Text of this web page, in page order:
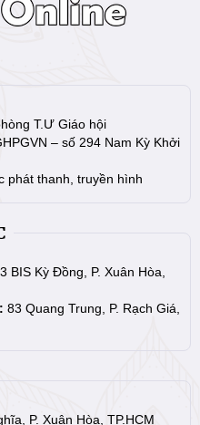
T.Ư Giáo hội
– số 294 Nam Kỳ Khởi
phát thanh, truyền hình
BIS Kỳ Đồng, P. Xuân Hòa,
83 Quang Trung, P. Rạch Giá,
P. Xuân Hòa, TP.HCM